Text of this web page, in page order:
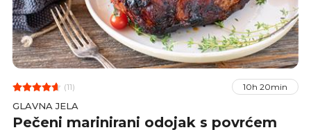
(11) 10h 20min
GLAVNA JELA
Pečeni marinirani odojak s povrćem